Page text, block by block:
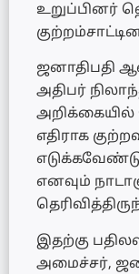
உறுப்பினர்
ஜனாதிபதி
அதிபர்
அறிக்கையில்
எதிராக
எனவும்
இதற்கு
அமைச்சர்,